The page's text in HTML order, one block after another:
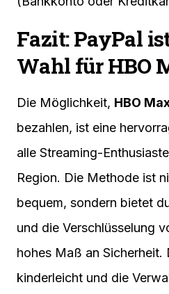
Fazit: PayPal
Wahl für HBO
Die Möglichkeit, HBO
bezahlen, ist eine
alle Streaming-
Region. Die Methode ist
bequem, sondern bietet
und die Verschlüsselung
hohes Maß an Sicherheit.
kinderleicht und die